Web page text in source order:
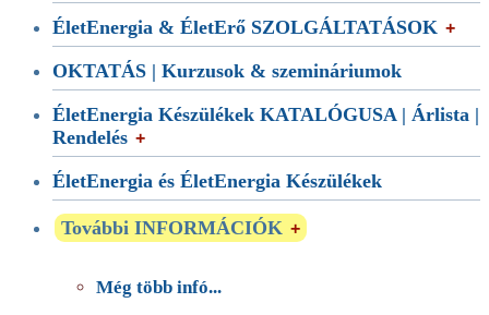
ÉletEnergia & ÉletErő SZOLGÁLTATÁSOK
OKTATÁS | Kurzusok & szemináriumok
ÉletEnergia Készülékek KATALÓGUSA | Árlista |
Rendelés
ÉletEnergia és ÉletEnergia Készülékek
További INFORMÁCIÓK
Még több infó...